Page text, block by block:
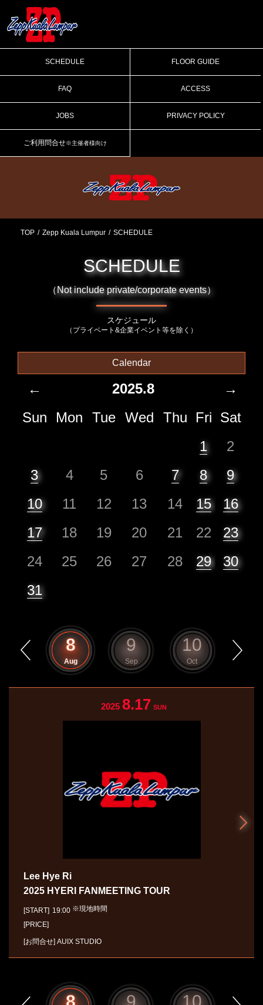
SCHEDULE FLOOR GUIDE
FAQ ACCESS
JOBS PRIVACY POLICY
ご利用問合せ※主催者様向け
TOP Zepp Kuala Lumpur SCHEDULE
SCHEDULE
（Not include private/corporate events）
スケジュール
（プライベート&企業イベント等を除く）
Calendar
← 2025.8
→
Sun
Mon Tue Wed Thu Fri Sat
1
2
3
4 5 6 7 8
9
10
11 12 13 14 15
16
17
18 19 20 21 22
23
24
25 26 27 28 29
30
31
8
Aug
9
Sep
10
Oct
2025 8.17 SUN
Lee Hye Ri
2025 HYERI FANMEETING TOUR
[START] 19:00 ※現地時間
[PRICE]
[お問合せ] AUIX STUDIO